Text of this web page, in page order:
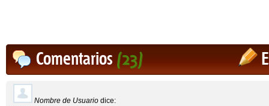
Comentarios(23)
Nombre de Usuario dice: